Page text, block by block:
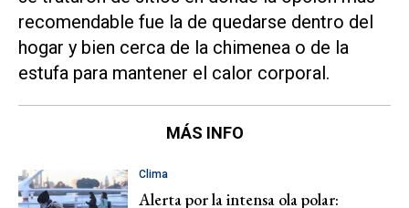
recomendable fue la de quedarse dentro del
hogar y bien cerca de la chimenea o de la
estufa para mantener el calor corporal.
MÁS INFO
Clima
Alerta por la intensa ola polar: